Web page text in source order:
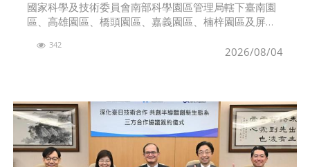
國家科學及技術委員會南部科學園區管理局轄下臺南園
區、高雄園區、橋頭園區、嘉義園區、楠梓園區及屏東
累計投資金額為新臺幣589.94億元，園區有效核准
2026/08/04
342